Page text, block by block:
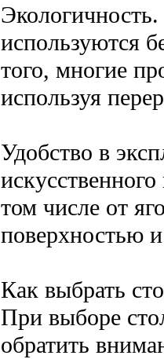
используются
того, многие
используя
Удобство в
том числе от
поверхностью
Как выбрать
При выборе
обратить